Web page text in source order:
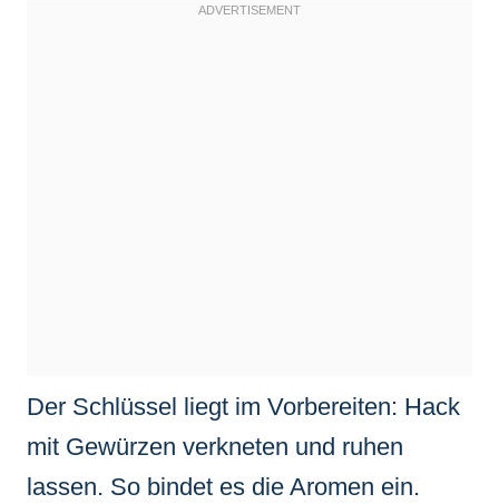
Der Schlüssel liegt im Vorbereiten: Hack
mit Gewürzen verkneten und ruhen
lassen. So bindet es die Aromen ein.